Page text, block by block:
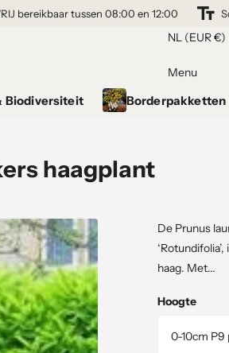
bereikbaar tussen 08:00 en 12:00
NL (EUR €)
Menu
Biodiversiteit Borderpakketten
haagplant
De Prunus
haag. Met...
Hoogte